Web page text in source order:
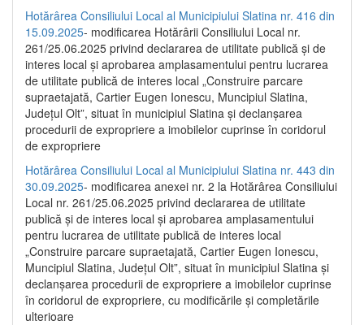
Hotărârea Consiliului Local al Municipiului Slatina nr. 416 din
15.09.2025- modificarea Hotărârii Consiliului Local nr.
261/25.06.2025 privind declararea de utilitate publică și de
interes local și aprobarea amplasamentului pentru lucrarea
de utilitate publică de interes local „Construire parcare
supraetajată, Cartier Eugen Ionescu, Muncipiul Slatina,
Județul Olt”, situat în municipiul Slatina și declanșarea
procedurii de expropriere a imobilelor cuprinse în coridorul
de expropriere
Hotărârea Consiliului Local al Municipiului Slatina nr. 443 din
30.09.2025- modificarea anexei nr. 2 la Hotărârea Consiliului
Local nr. 261/25.06.2025 privind declararea de utilitate
publică şi de interes local şi aprobarea amplasamentului
pentru lucrarea de utilitate publică de interes local
„Construire parcare supraetajată, Cartier Eugen Ionescu,
Muncipiul Slatina, Judeţul Olt”, situat în municipiul Slatina şi
declanşarea procedurii de expropriere a imobilelor cuprinse
în coridorul de expropriere, cu modificările şi completările
ulterioare